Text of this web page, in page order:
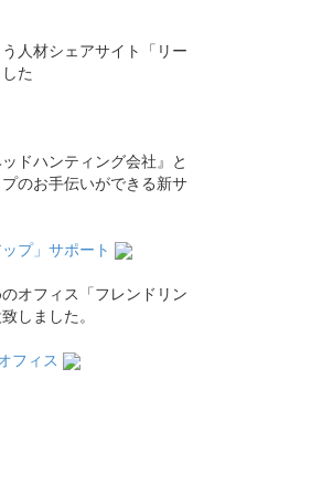
人材シェアサイト「リー
た
ドハンティング会社』と
のお手伝いができる新サ
プ」サポート
オフィス「フレンドリン
しました。
フィス